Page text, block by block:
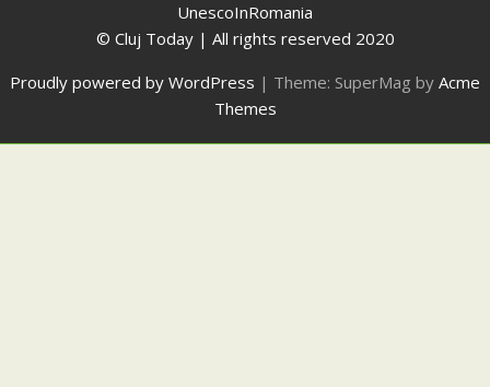
UnescoInRomania
© Cluj Today | All rights reserved 2020
Proudly powered by WordPress | Theme: SuperMag by Acme
Themes